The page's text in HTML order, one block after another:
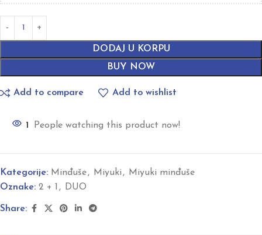
DODAJ U KORPU
BUY NOW
Add to compare Add to wishlist
1 People watching this product now!
Kategorije: Minđuše, Miyuki , Miyuki minđuše
Oznake: 2 + 1 , DUO
Share: